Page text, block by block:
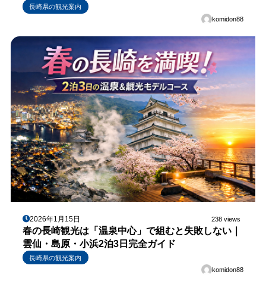
長崎県の観光案内
komidon88
2026年1月15日 238 views
春の長崎観光は「温泉中心」で組むと失敗しない｜
雲仙・島原・小浜2泊3日完全ガイド
長崎県の観光案内
komidon88